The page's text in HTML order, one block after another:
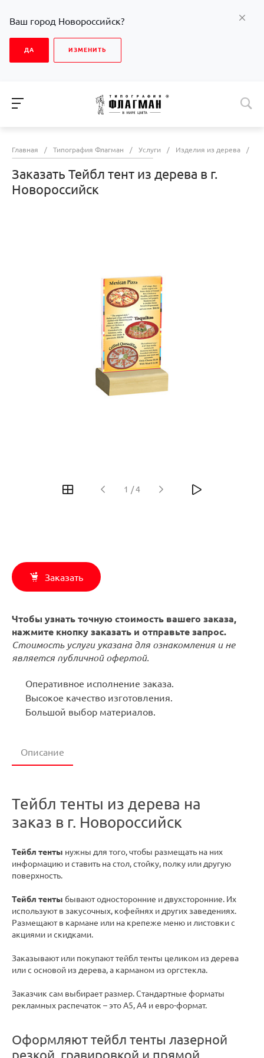
Ваш город Новороссийск?
ДА ИЗМЕНИТЬ
Главная / Типография Флагман / Услуги / Изделия из дерева /
Заказать Тейбл тент из дерева в г.
Новороссийск
1 / 4
Заказать
Чтобы узнать точную стоимость вашего заказа,
нажмите кнопку заказать и отправьте запрос.
Стоимость услуги указана для ознакомления и не
является публичной офертой.
Оперативное исполнение заказа.
Высокое качество изготовления.
Большой выбор материалов.
Описание
Тейбл тенты из дерева на
заказ в г. Новороссийск
Тейбл тенты нужны для того, чтобы размещать на них
информацию и ставить на стол, стойку, полку или другую
поверхность.
Тейбл тенты бывают односторонние и двухсторонние. Их
используют в закусочных, кофейнях и других заведениях.
Размещают в кармане или на крепеже меню и листовки с
акциями и скидками.
Заказывают или покупают тейбл тенты целиком из дерева
или с основой из дерева, а карманом из оргстекла.
Заказчик сам выбирает размер. Стандартные форматы
рекламных распечаток – это А5, А4 и евро-формат.
Оформляют тейбл тенты лазерной
резкой, гравировкой и прямой